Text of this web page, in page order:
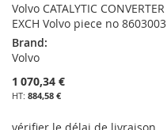
Volvo CATALYTIC CONVERTER
EXCH Volvo piece no 8603003
Brand:
Volvo
1 070,34 €
884,58 €